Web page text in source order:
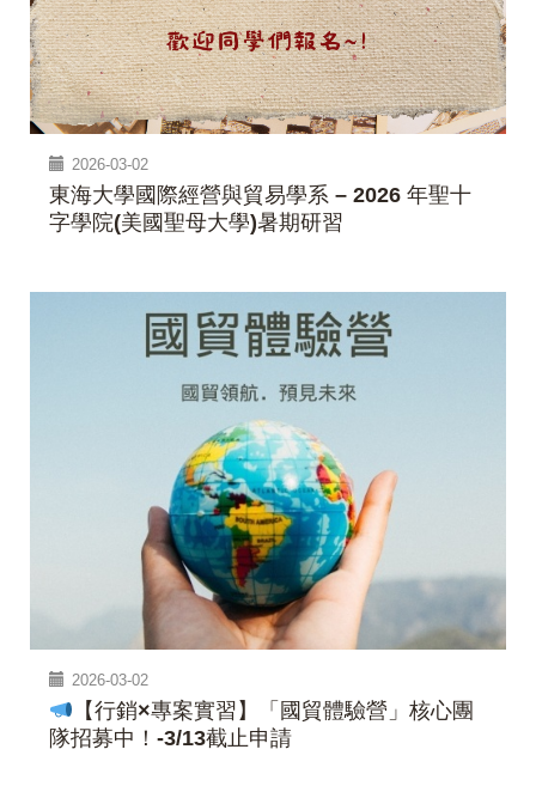
2026-03-02
東海大學國際經營與貿易學系 – 2026 年聖十
字學院(美國聖母大學)暑期研習
2026-03-02
【行銷×專案實習】「國貿體驗營」核心團
隊招募中！-3/13截止申請